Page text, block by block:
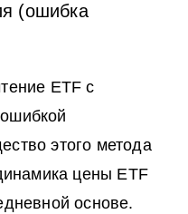
(ошибка
ETF с
этого метода
цены ETF
основе.